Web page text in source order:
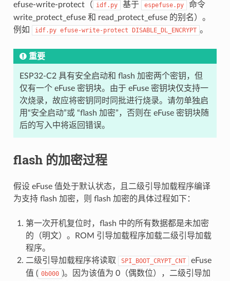
efuse-write-protect（
idf.py 基于 espefuse.py
命令
write_protect_efuse 和 read_protect_efuse 的别名）。
例如
idf.py efuse-write-protect DISABLE_DL_ENCRYPT 。
重要
ESP32-C2 具有安全启动和 flash 加密两个密钥，但
仅有一个 eFuse 密钥块。由于 eFuse 密钥块仅支持一
次烧录，故应将密钥同时同批进行烧录。请勿单独启
用“安全启动”或 “flash 加密”，否则在 eFuse 密钥块随
后的写入中将返回错误。
flash 的加密过程
假设 eFuse 值处于默认状态，且二级引导加载程序编译
为支持 flash 加密，则 flash 加密的具体过程如下：
第一次开机复位时，flash 中的所有数据都是未加密
的（明文）。ROM 引导加载程序加载二级引导加载
程序。
二级引导加载程序将读取
SPI_BOOT_CRYPT_CNT
eFuse
值 ( 0b000 )。因为该值为 0（偶数位），二级引导加